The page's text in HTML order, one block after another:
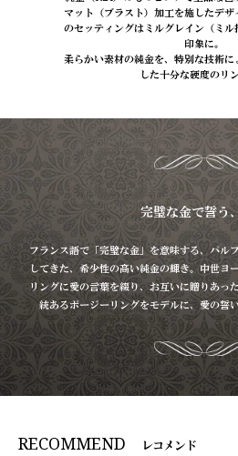
マット（ブラスト）加工を施したデ
のセッティングはミルグレイン（ミ
印象に。
柔らかい素材の純金を、特別な技術
した十分な硬度のリン
完璧な金で誓う
フランス語で「完璧な金」を意味する、パル
してきた、希少性の高い純金の輝き。中世ヨ
リングに愛の言葉を綴り、 お互いに贈りあっ
統あるポージーリングをモデルに、愛の誓
RECOMMEND レコメンド